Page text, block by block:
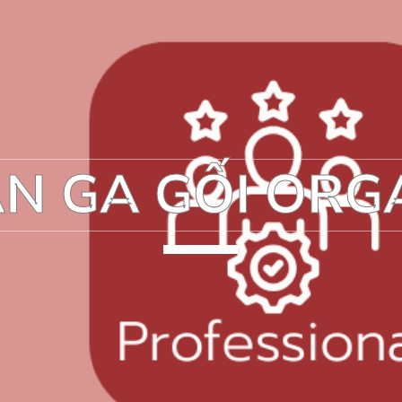
GA GỐI